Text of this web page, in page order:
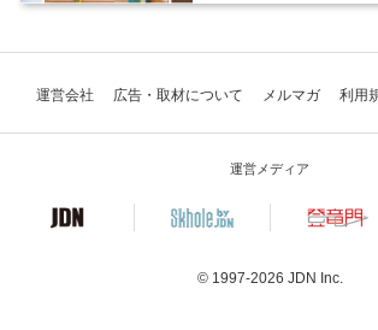
運営会社 広告・取材について メルマガ 利用
運営メディア
© 1997-2026 JDN Inc.